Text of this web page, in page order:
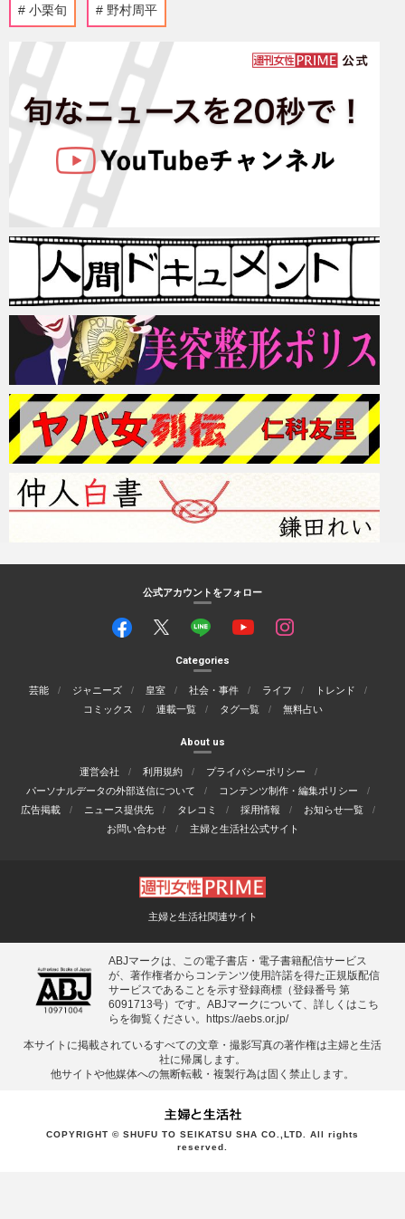
小栗旬 野村周平
公式アカウントをフォロー
Categories
芸能 ジャニーズ 皇室 社会・事件 ライフ
トレンド
コミックス
連載一覧 タグ一覧 無料占い
About us
運営会社 利用規約
プライバシーポリシー
パーソナルデータの外部送信について
コンテンツ制作・編集ポリシー
広告掲載
ニュース提供先 タレコミ 採用情報
お知らせ一覧
お問い合わせ
主婦と生活社公式サイト
主婦と生活社関連サイト
ABJマークは、この電子書店・電子書籍配信サービス
が、著作権者からコンテンツ使用許諾を得た正規版配信
サービスであることを示す登録商標（登録番号 第
6091713号）です。ABJマークについて、詳しくはこち
らを御覧ください。
https://aebs.or.jp/
本サイトに掲載されているすべての⽂章・撮影写真の著作権は主婦と⽣活
社に帰属します。
他サイトや他媒体への無断転載・複製⾏為は固く禁⽌します。
COPYRIGHT © SHUFU TO SEIKATSU SHA CO.,LTD. All rights
reserved.